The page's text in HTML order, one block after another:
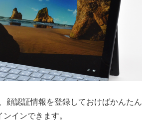
顔認証情報を登録しておけばかんたん
インできます。